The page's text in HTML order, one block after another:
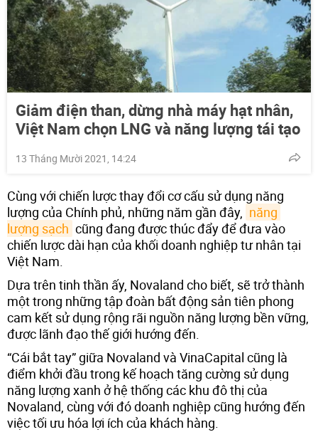
Giảm điện than, dừng nhà máy hạt nhân,
Việt Nam chọn LNG và năng lượng tái tạo
13 Tháng Mười 2021, 14:24
Cùng với chiến lược thay đổi cơ cấu sử dụng năng
lượng của Chính phủ, những năm gần đây, năng
lượng sạch cũng đang được thúc đẩy để đưa vào
chiến lược dài hạn của khối doanh nghiệp tư nhân tại
Việt Nam.
Dựa trên tinh thần ấy, Novaland cho biết, sẽ trở thành
một trong những tập đoàn bất động sản tiên phong
cam kết sử dụng rộng rãi nguồn năng lượng bền vững,
được lãnh đạo thế giới hướng đến.
“Cái bắt tay” giữa Novaland và VinaCapital cũng là
điểm khởi đầu trong kế hoạch tăng cường sử dụng
năng lượng xanh ở hệ thống các khu đô thị của
Novaland, cùng với đó doanh nghiệp cũng hướng đến
việc tối ưu hóa lợi ích của khách hàng.